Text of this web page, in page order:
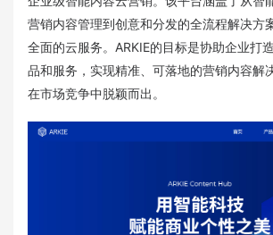
营销内容管理到创意和分发的全流程解决方
全面的云服务。ARKIE的目标是协助企业打
品和服务，实现精准、可落地的营销内容解
在市场竞争中脱颖而出。